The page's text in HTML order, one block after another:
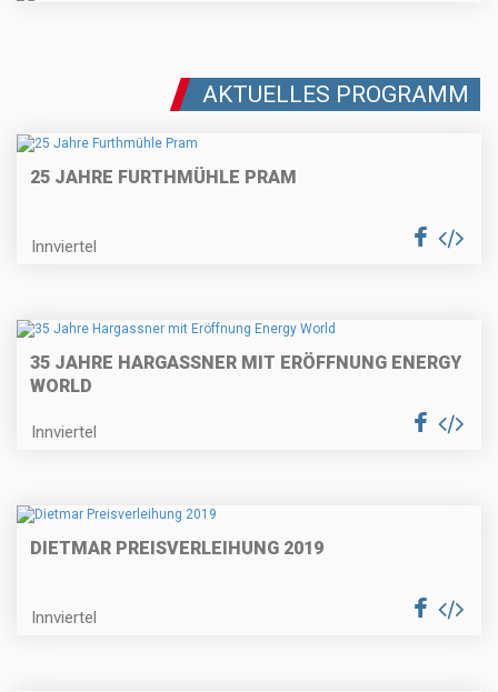
AKTUELLES PROGRAMM
25 JAHRE FURTHMÜHLE PRAM
Innviertel
35 JAHRE HARGASSNER MIT ERÖFFNUNG ENERGY
WORLD
Innviertel
DIETMAR PREISVERLEIHUNG 2019
Innviertel